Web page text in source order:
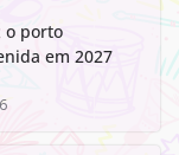
o porto
em 2027